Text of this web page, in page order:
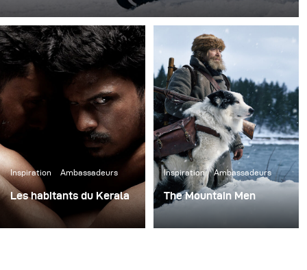
Lors de cette session de photos avec la skieuse Emma
Aicher pour Red Bull, Ray Demski s'est efforcé de
capturer la vitesse et l'intensité du ski. Grâce à la
fonction High-Speed Sync, des scènes pleines d'action
ont été capturées à 1/4000 de seconde, montrant à la
fois son talent et l'intensité dramatique du ski alpin.
Inspiration Ambassadeurs
Les habitants du Kerala
Lorsqu'Antonis Engrafou
Inspiration Ambassadeurs
The Mountain Men